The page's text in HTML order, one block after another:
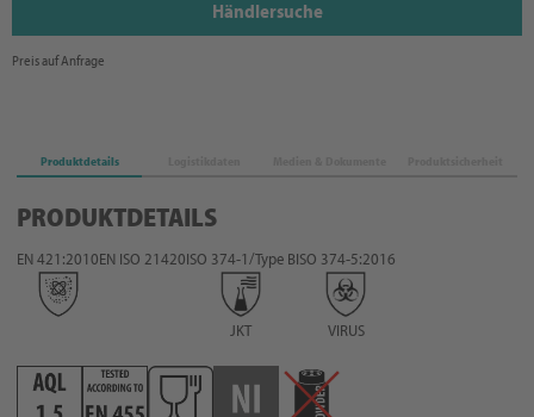
Händlersuche
Preis auf Anfrage
Produktdetails
PRODUKTDETAILS
EN 421:2010EN ISO 21420ISO 374-1/Type B
JKT
ISO 374-5:2016
VIRUS